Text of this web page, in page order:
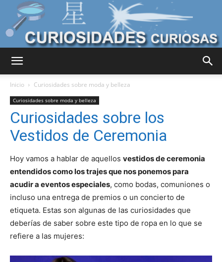
Curiosas
del
Mundo
Inicio Curiosidades sobre moda y belleza
Curiosidades sobre moda y belleza
Curiosidades sobre los
Vestidos de Ceremonia
Hoy vamos a hablar de aquellos vestidos de ceremonia
entendidos como los trajes que nos ponemos para
acudir a eventos especiales, como bodas, comuniones o
incluso una entrega de premios o un concierto de
etiqueta. Estas son algunas de las curiosidades que
deberías de saber sobre este tipo de ropa en lo que se
refiere a las mujeres: